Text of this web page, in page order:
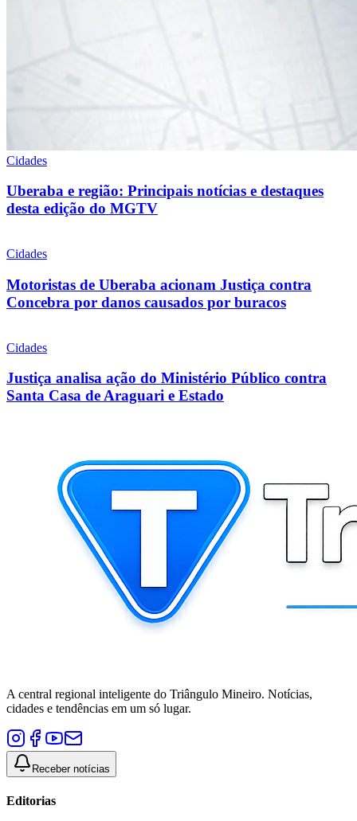
Cidades
Uberaba e região: Principais notícias e destaques
desta edição do MGTV
Cidades
Motoristas de Uberaba acionam Justiça contra
Concebra por danos causados por buracos
Cidades
Justiça analisa ação do Ministério Público contra
Santa Casa de Araguari e Estado
A central regional inteligente do Triângulo Mineiro. Notícias,
cidades e tendências em um só lugar.
Receber notícias
Editorias